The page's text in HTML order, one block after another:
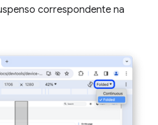
correspondente na